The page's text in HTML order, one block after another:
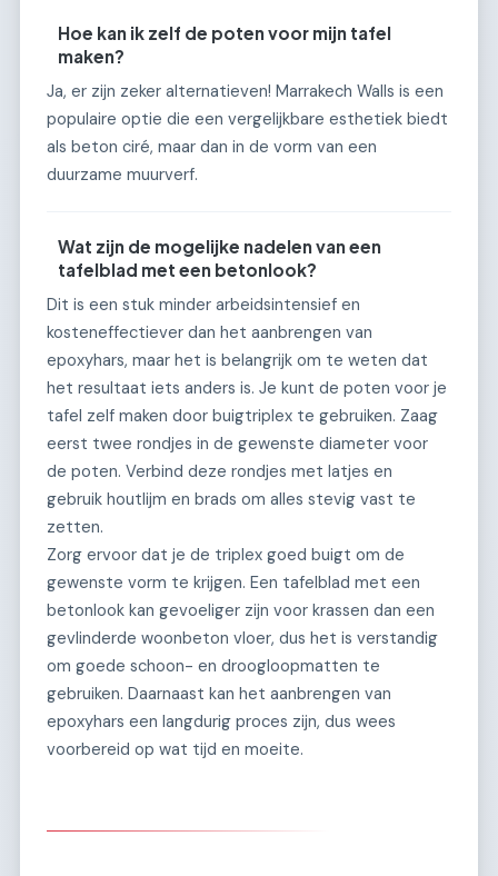
Hoe kan ik zelf de poten voor mijn tafel
maken?
Ja, er zijn zeker alternatieven! Marrakech Walls is een
populaire optie die een vergelijkbare esthetiek biedt
als beton ciré, maar dan in de vorm van een
duurzame muurverf.
Wat zijn de mogelijke nadelen van een
tafelblad met een betonlook?
Dit is een stuk minder arbeidsintensief en
kosteneffectiever dan het aanbrengen van
epoxyhars, maar het is belangrijk om te weten dat
het resultaat iets anders is. Je kunt de poten voor je
tafel zelf maken door buigtriplex te gebruiken. Zaag
eerst twee rondjes in de gewenste diameter voor
de poten. Verbind deze rondjes met latjes en
gebruik houtlijm en brads om alles stevig vast te
zetten.
Zorg ervoor dat je de triplex goed buigt om de
gewenste vorm te krijgen. Een tafelblad met een
betonlook kan gevoeliger zijn voor krassen dan een
gevlinderde woonbeton vloer, dus het is verstandig
om goede schoon- en droogloopmatten te
gebruiken. Daarnaast kan het aanbrengen van
epoxyhars een langdurig proces zijn, dus wees
voorbereid op wat tijd en moeite.